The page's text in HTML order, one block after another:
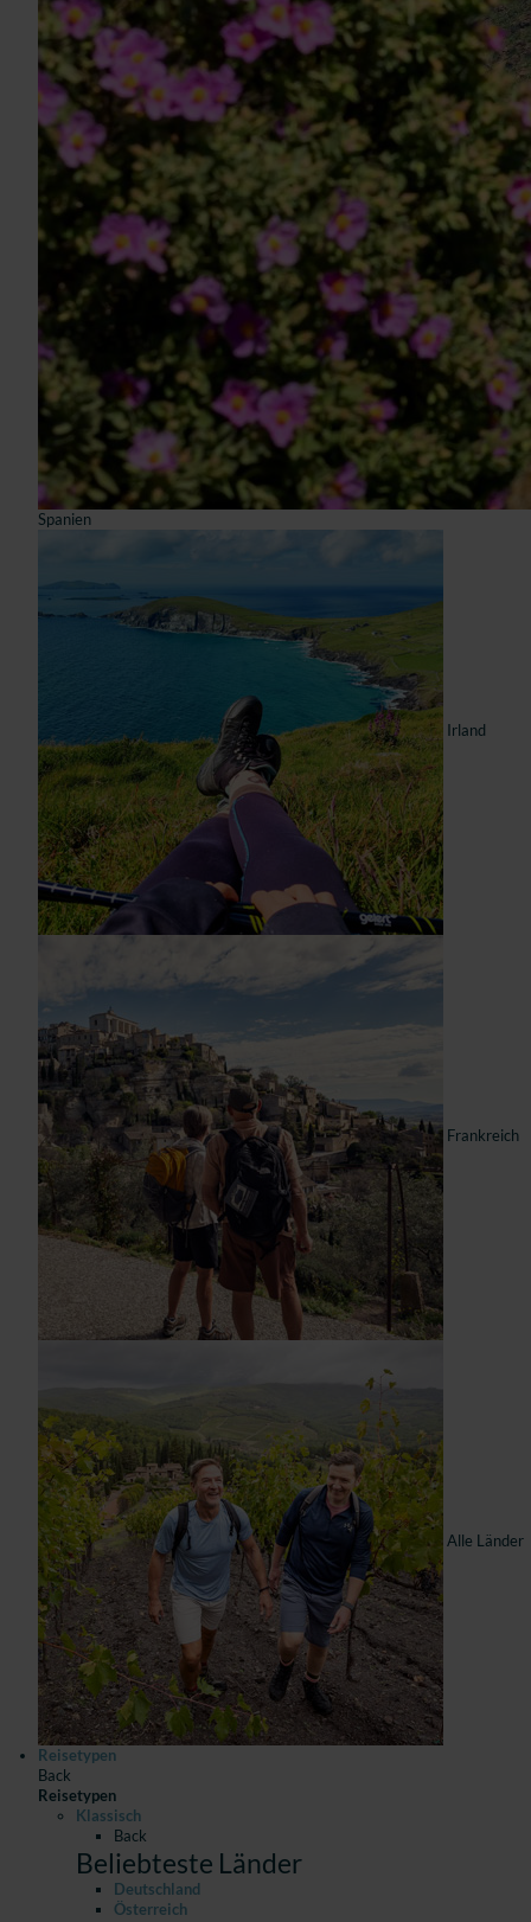
Spanien
Irland
Frankreich
Alle Länder
Reisetypen
Back
Reisetypen
Klassisch
Back
Beliebteste Länder
Deutschland
Österreich